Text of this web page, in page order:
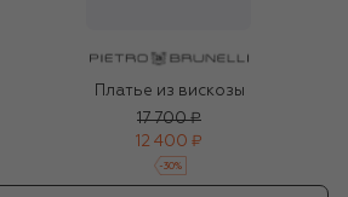
Платье из вискозы
17 700 ₽
12 400 ₽
-30%